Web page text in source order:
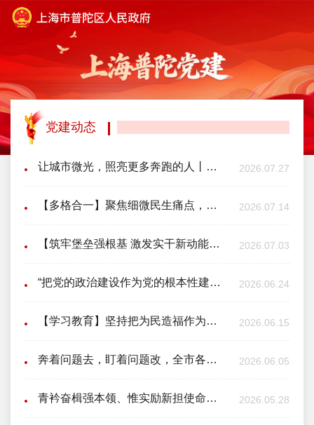
党建动态
让城市微光，照亮更多奔跑的人丨记市优秀共产党员、淘宝闪购党员骑手宋增光 2026.07.27
【多格合一】聚焦细微民生痛点，兰田综合网格用“微改造”暖民心 2026.07.14
【筑牢堡垒强根基 激发实干新动能】普陀区推动树立和践行正确政绩观学习教育走深走实 2026.07.03
“把党的政治建设作为党的根本性建设”——总书记的人民情怀 2026.06.24
【学习教育】坚持把为民造福作为最大政绩 2026.06.15
奔着问题去，盯着问题改，全市各级党组织持续推动学习教育走深走实、见行见效 2026.06.05
青衿奋楫强本领、惟实励新担使命！区委书记与中青班学员面对面交流座谈 2026.05.28